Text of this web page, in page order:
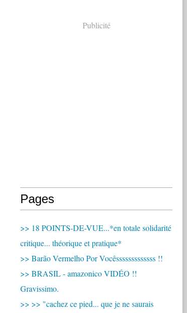
Publicité
Pages
>> 18 POINTS-DE-VUE...*en totale solidarité
critique... théorique et pratique*
>> Barão Vermelho Por Vocêsssssssssssss !!
>> BRASIL - amazonico VIDÉO !!
Gravissimo.
>> >> "cachez ce pied... que je ne saurais